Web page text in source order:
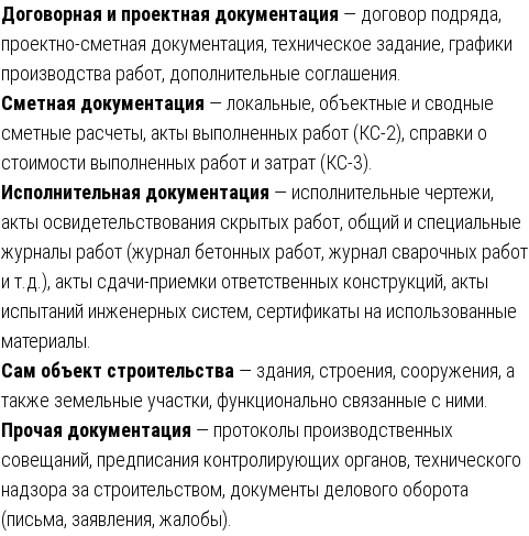
Договорная и проектная документация — договор подряда,
проектно-сметная документация, техническое задание, графики
производства работ, дополнительные соглашения.
Сметная документация — локальные, объектные и сводные
сметные расчеты, акты выполненных работ (КС-2), справки о
стоимости выполненных работ и затрат (КС-3).
Исполнительная документация — исполнительные чертежи,
акты освидетельствования скрытых работ, общий и специальные
журналы работ (журнал бетонных работ, журнал сварочных работ
и т.д.), акты сдачи-приемки ответственных конструкций, акты
испытаний инженерных систем, сертификаты на использованные
материалы.
Сам объект строительства — здания, строения, сооружения, а
также земельные участки, функционально связанные с ними.
Прочая документация — протоколы производственных
совещаний, предписания контролирующих органов, технического
надзора за строительством, документы делового оборота
(письма, заявления, жалобы).